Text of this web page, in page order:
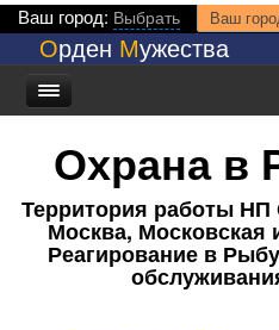
Ваш город: Выбрать Ваш
Орден Мужества
Охрана в
Территория работы
Москва, Московская
Реагирование в